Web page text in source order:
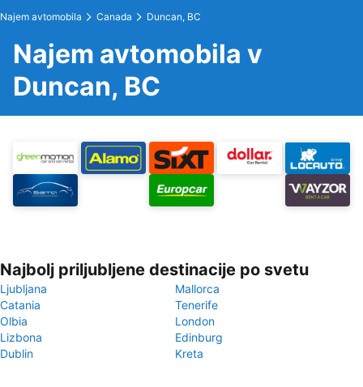
Najem avtomobila Canada Duncan, BC
Najem avtomobila v
Duncan, BC
Najbolj priljubljene destinacije po svetu
Ljubljana
Mallorca
Catania
Tenerife
Olbia
London
Lizbona
Edinburg
Dublin
Kreta